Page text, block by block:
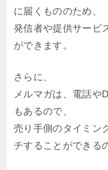
に届くもののため、
発信者や提供サービ
ができます。
さらに、
メルマガは、電話や
もあるので、
売り手側のタイミン
チすることができる